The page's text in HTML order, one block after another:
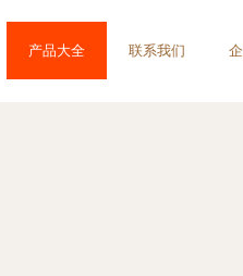
产品大全 联系我们